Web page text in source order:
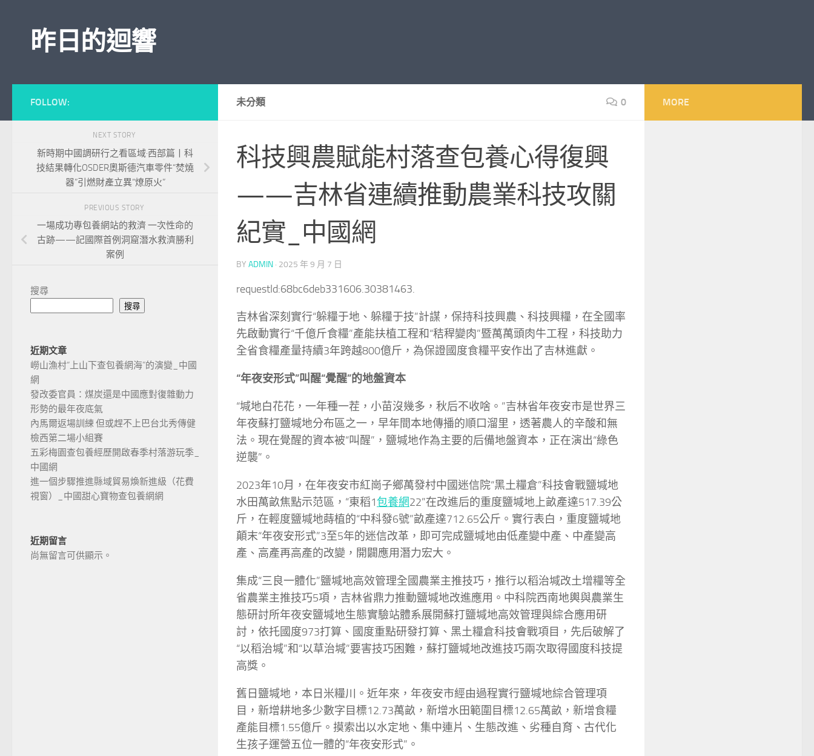
昨日的迴響
未分類 0
科技興農賦能村落查包養心得復興
——吉林省連續推動農業科技攻關
紀實_中國網
BY ADMIN · 2025 年 9 月 7 日
requestId:68bc6deb331606.30381463.
吉林省深刻實行“躲糧于地、躲糧于技”計謀，保持科技興農、科技興糧，在全國率
先啟動實行“千億斤食糧”產能扶植工程和“秸稈變肉”暨萬萬頭肉牛工程，科技助力
全省食糧產量持續3年跨越800億斤，為保證國度食糧平安作出了吉林進獻。
“年夜安形式”叫醒“覺醒”的地盤資本
“堿地白花花，一年種一茬，小苗沒幾多，秋后不收啥。”吉林省年夜安市是世界三
年夜蘇打鹽堿地分布區之一，早年間本地傳播的順口溜里，透著農人的辛酸和無
法。現在覺醒的資本被“叫醒”，鹽堿地作為主要的后備地盤資本，正在演出“綠色
逆襲”。
2023年10月，在年夜安市紅崗子鄉萬發村中國迷信院“黑土糧倉”科技會戰鹽堿地
水田萬畝焦點示范區，“東稻1包養網22”在改進后的重度鹽堿地上畝產達517.39公
斤，在輕度鹽堿地蒔植的“中科發6號”畝產達712.65公斤。實行表白，重度鹽堿地
顛末“年夜安形式”3至5年的迷信改革，即可完成鹽堿地由低產變中產、中產變高
產、高產再高產的改變，開闢應用潛力宏大。
集成“三良一體化”鹽堿地高效管理全國農業主推技巧，推行以稻治堿改土增糧等全
省農業主推技巧5項，吉林省鼎力推動鹽堿地改進應用。中科院西南地輿與農業生
態研討所年夜安鹽堿地生態實驗站體系展開蘇打鹽堿地高效管理與綜合應用研
討，依托國度973打算、國度重點研發打算、黑土糧倉科技會戰項目，先后破解了
“以稻治堿”和“以草治堿”要害技巧困難，蘇打鹽堿地改進技巧兩次取得國度科技提
高獎。
舊日鹽堿地，本日米糧川。近年來，年夜安市經由過程實行鹽堿地綜合管理項
目，新增耕地多少數字目標12.73萬畝，新增水田範圍目標12.65萬畝，新增食糧
產能目標1.55億斤。摸索出以水定地、集中連片、生態改進、劣種自育、古代化
生孩子運營五位一體的“年夜安形式”。
FOLLOW:
NEXT STORY
新時期中國調研行之看區域·西部篇丨科
技結果轉化OSDER奧斯德汽車零件“焚燒
器”引燃財產立異“燎原火”
PREVIOUS STORY
一場成功專包養網站的救濟 一次性命的
古跡——記國際首例洞窟潛水救濟勝利
案例
搜尋
搜尋
近期文章
嶗山漁村“上山下查包養網海”的演變_中國
網
發改委官員：煤炭還是中國應對復雜動力
形勢的最年夜底氣
內馬爾返場訓練 但或趕不上巴台北秀傳健
檢西第二場小組賽
五彩梅園查包養經歷開啟春季村落游玩季_
中國網
進一個步驟推進縣域貿易煥新進級（花費
視窗）_中國甜心寶物查包養網網
近期留言
尚無留言可供顯示。
MORE